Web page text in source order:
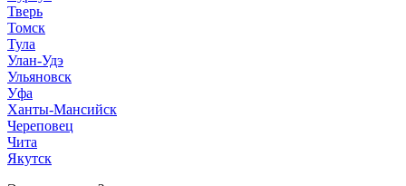
Тверь
Томск
Тула
Улан-Удэ
Ульяновск
Уфа
Ханты-Мансийск
Череповец
Чита
Якутск